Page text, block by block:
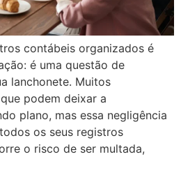
contábeis organizados é
é uma questão de
lanchonete. Muitos
podem deixar a
plano, mas essa negligência
os seus registros
o risco de ser multada,